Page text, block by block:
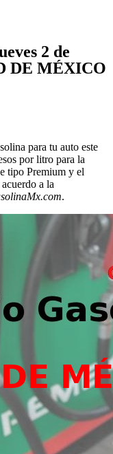
2 de
DE MÉXICO
para tu auto este
por litro para la
tipo Premium y el
a la
.